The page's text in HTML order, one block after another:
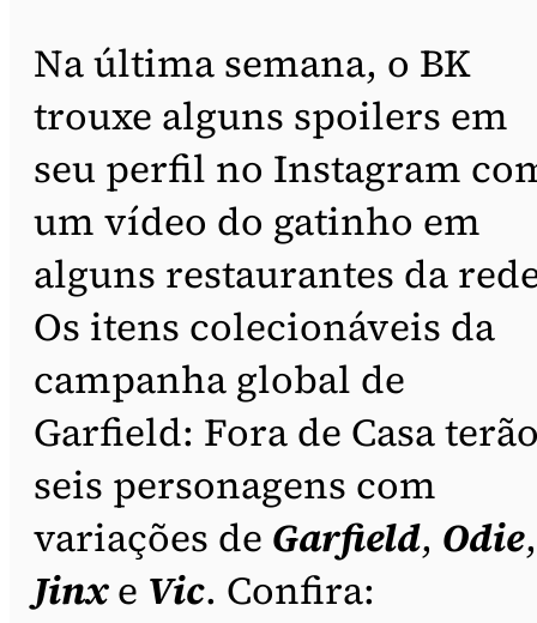
Na última semana, o BK
trouxe alguns spoilers em
seu perfil no Instagram
um vídeo do gatinho em
alguns restaurantes da
Os itens colecionáveis da
campanha global de
Garfield: Fora de Casa
seis personagens com
variações de Garfield, Odie,
Jinxe Vic. Confira: